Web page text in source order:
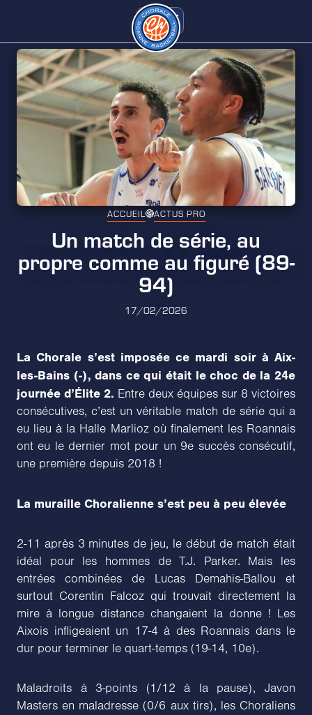
ACCUEIL ACTUS PRO
Un match de série, au
propre comme au figuré (89-
94)
17/02/2026
La Chorale s’est imposée ce mardi soir à Aix-
les-Bains (-), dans ce qui était le choc de la 24e
journée d’Élite 2. Entre deux équipes sur 8 victoires
consécutives, c’est un véritable match de série qui a
eu lieu à la Halle Marlioz où finalement les Roannais
ont eu le dernier mot pour un 9e succès consécutif,
une première depuis 2018 !
La muraille Choralienne s’est peu à peu élevée
2-11 après 3 minutes de jeu, le début de match était
idéal pour les hommes de T.J. Parker. Mais les
entrées combinées de Lucas Demahis-Ballou et
surtout Corentin Falcoz qui trouvait directement la
mire à longue distance changaient la donne ! Les
Aixois infligeaient un 17-4 à des Roannais dans le
dur pour terminer le quart-temps (19-14, 10e).
Maladroits à 3-points (1/12 à la pause), Javon
Masters en maladresse (0/6 aux tirs), les Choraliens